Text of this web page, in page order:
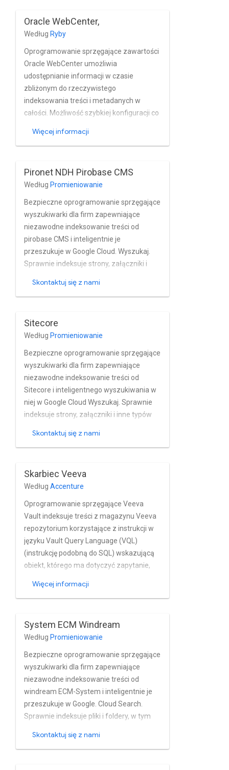
Oprogramowanie sprzęgające w pełni
obsługuje zawartość OpenText
Wbudowane funkcje zarządzania
użytkownikami i grupami na serwerze.
Oracle WebCenter,
Według Ryby
Oprogramowanie sprzęgające zawartości
Oracle WebCenter umożliwia
udostępnianie informacji w czasie
zbliżonym do rzeczywistego
indeksowania treści i metadanych w
całości. Możliwość szybkiej konfiguracji co
jest indeksowane. Łącznik zawiera kreator
Google Cloud Search do przeprowadzenia
bezpośrednio z poziomu zawartości
WebCenter.
Więcej informacji
Pironet NDH Pirobase CMS
Według Promieniowanie
Bezpieczne oprogramowanie sprzęgające
wyszukiwarki dla firm zapewniające
niezawodne indeksowanie treści od
pirobase CMS i inteligentnie je
przeszukuje w Google Cloud. Wyszukaj.
Sprawnie indeksuje strony, załączniki i
platformy pirobase CMS w czasie
wbudowanym zarządzaniem
użytkownikami i grupami.
Skontaktuj się z nami
Sitecore
Według Promieniowanie
Bezpieczne oprogramowanie sprzęgające
wyszukiwarki dla firm zapewniające
niezawodne indeksowanie treści od
Sitecore i inteligentnego wyszukiwania w
niej w Google Cloud Wyszukaj. Sprawnie
indeksuje strony, załączniki i inne typów
rzeczywistego. Łącznik w pełni obsługuje
Directory.
Skontaktuj się z nami
Skarbiec Veeva
Według Accenture
Oprogramowanie sprzęgające Veeva
Vault indeksuje treści z magazynu Veeva
repozytorium korzystające z instrukcji w
języku Vault Query Language (VQL)
(instrukcję podobną do SQL) wskazującą
obiekt, którego ma dotyczyć zapytanie,
zastosowania.
Więcej informacji
System ECM Windream
Według Promieniowanie
Bezpieczne oprogramowanie sprzęgające
wyszukiwarki dla firm zapewniające
niezawodne indeksowanie treści od
windream ECM-System i inteligentnie je
przeszukuje w Google. Cloud Search.
Sprawnie indeksuje pliki i foldery, w tym
związanych z systemem Wi-Fi ECM-
Skontaktuj się z nami